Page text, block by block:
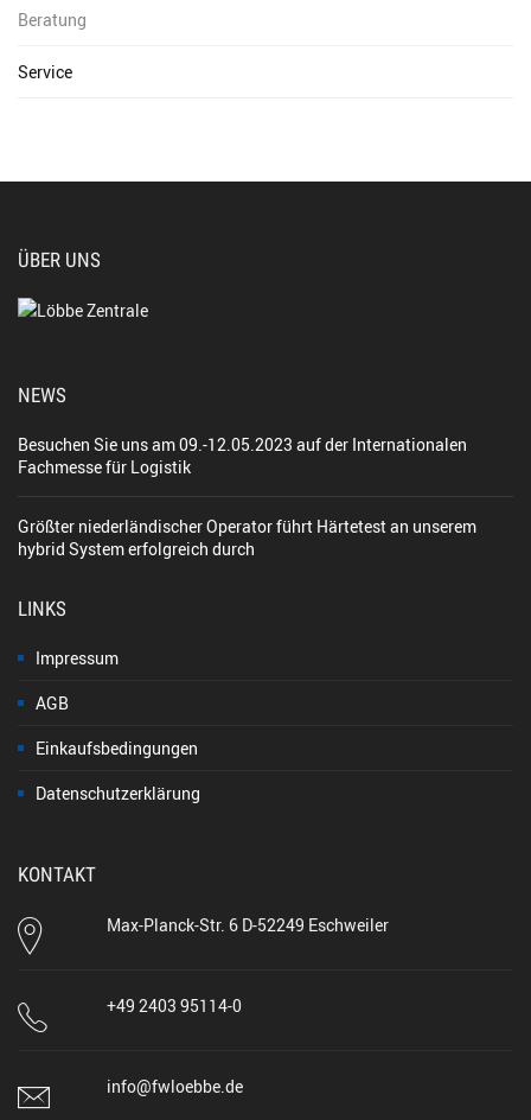
Beratung
Service
ÜBER UNS
NEWS
Besuchen Sie uns am 09.-12.05.2023 auf der Internationalen
Fachmesse für Logistik
Größter niederländischer Operator führt Härtetest an unserem
hybrid System erfolgreich durch
LINKS
Impressum
AGB
Einkaufsbedingungen
Datenschutzerklärung
KONTAKT
Max-Planck-Str. 6 D-52249 Eschweiler
+49 2403 95114-0
info@fwloebbe.de